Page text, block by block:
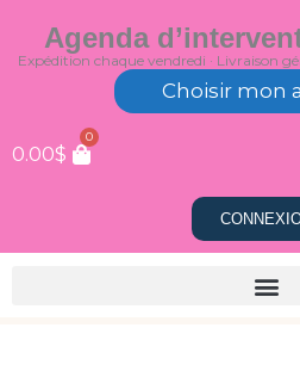
au
Agenda
Expédition chaque vendredi · Livraison
Choisir mon
0.00$
0